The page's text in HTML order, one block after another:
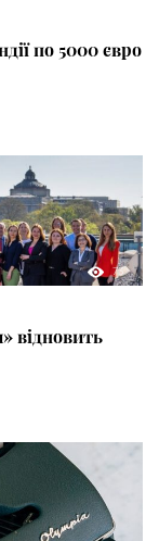
по 5000 євро
73
відновить